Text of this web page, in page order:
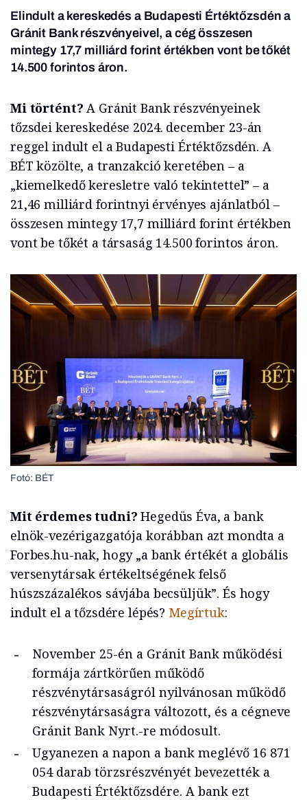
Elindult a kereskedés a Budapesti Értéktőzsdén a
Gránit Bank részvényeivel, a cég összesen
mintegy 17,7 milliárd forint értékben vont be tőkét
14.500 forintos áron.
Mi történt? A Gránit Bank részvényeinek
tőzsdei kereskedése 2024. december 23-án
reggel indult el a Budapesti Értéktőzsdén. A
BÉT közölte, a tranzakció keretében – a
„kiemelkedő keresletre való tekintettel” – a
21,46 milliárd forintnyi érvényes ajánlatból –
összesen mintegy 17,7 milliárd forint értékben
vont be tőkét a társaság 14.500 forintos áron.
Fotó: BÉT
Mit érdemes tudni?Hegedüs Éva, a bank
elnök-vezérigazgatója korábban azt mondta a
Forbes.hu-nak, hogy „a bank értékét a globális
versenytársak értékeltségének felső
húszszázalékos sávjába becsüljük”. És hogy
indult el a tőzsdére lépés? Megírtuk:
November 25-én a Gránit Bank működési
formája zártkörűen működő
részvénytársaságról nyilvánosan működő
részvénytársaságra változott, és a cégneve
Gránit Bank Nyrt.-re módosult.
Ugyanezen a napon a bank meglévő 16 871
054 darab törzsrészvényét bevezették a
Budapesti Értéktőzsdére. A bank ezt